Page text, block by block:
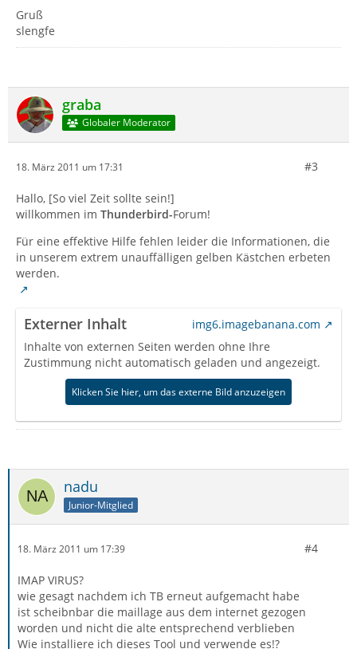
Gruß
slengfe
graba
Globaler Moderator
18. März 2011 um 17:31 #3
Hallo, [So viel Zeit sollte sein!]
willkommen im Thunderbird-Forum!
Für eine effektive Hilfe fehlen leider die Informationen, die
in unserem extrem unauffälligen gelben Kästchen erbeten
werden.
Externer Inhalt
img6.imagebanana.com
Inhalte von externen Seiten werden ohne Ihre
Zustimmung nicht automatisch geladen und angezeigt.
Klicken Sie hier, um das externe Bild anzuzeigen
nadu
Junior-Mitglied
18. März 2011 um 17:39 #4
IMAP VIRUS?
wie gesagt nachdem ich TB erneut aufgemacht habe
ist scheibnbar die maillage aus dem internet gezogen
worden und nicht die alte entsprechend verblieben
Wie installiere ich dieses Tool und verwende es!?